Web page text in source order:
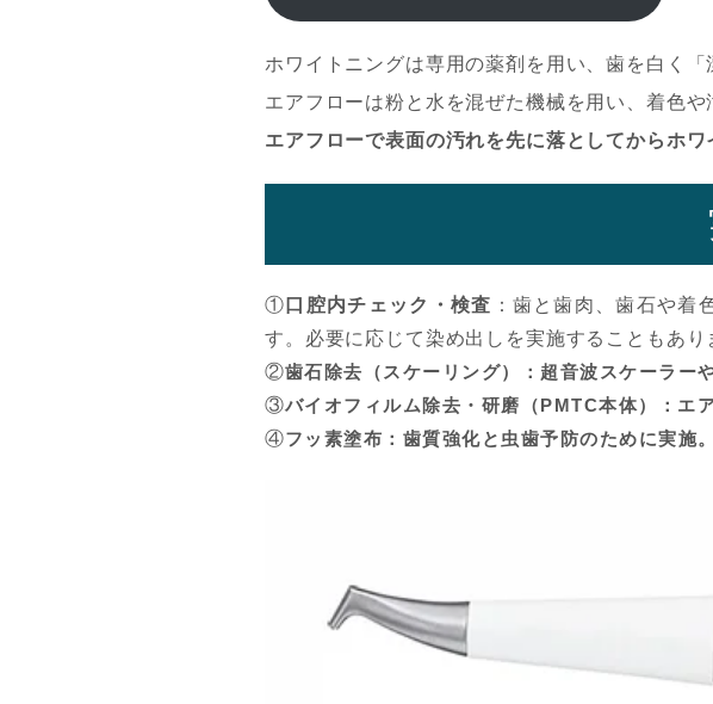
ホワイトニングは専用の薬剤を用い、歯を白く「
エアフローは粉と水を混ぜた機械を用い、着色や
エアフローで表面の汚れを先に落としてからホ
① 口腔内チェック・検査 ：歯と歯肉、歯石や着
す。必要に応じて染め出しを実施することもあり
②歯石除去（スケーリング） ：超音波スケーラー
③バイオフィルム除去・研磨（PMTC本体） ：エ
④フッ素塗布 ：歯質強化と虫歯予防のために実施